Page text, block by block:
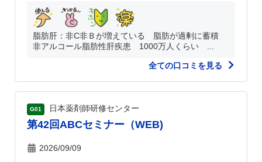
脂肪肝：非C非Ｂが増えている 脂肪が過剰に蓄積
非アルコール脂肪性肝疾患 1000万人くらい ...
全ての口コミを見る
G01 日本薬剤師研修センター
第42回ABCセミナー（WEB)
2026/09/09